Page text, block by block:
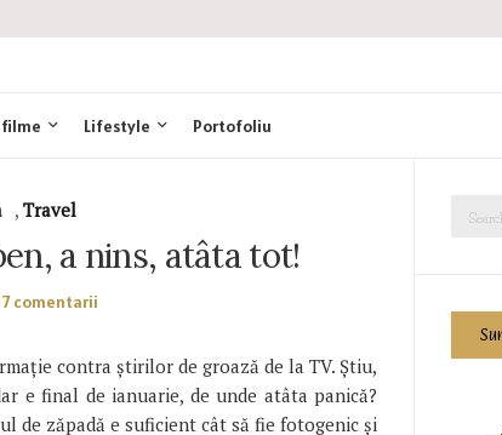
filme Lifestyle Portofoliu
, Travel
a nins, atâta tot!
comentarii
contra știrilor de groază de la TV. Știu,
e final de ianuarie, de unde atâta panică?
de zăpadă e suficient cât să fie fotogenic și